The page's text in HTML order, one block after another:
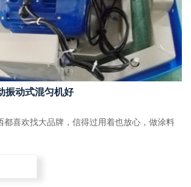
振动式混匀机好
都喜欢找大品牌，信得过用着也放心，做涂料